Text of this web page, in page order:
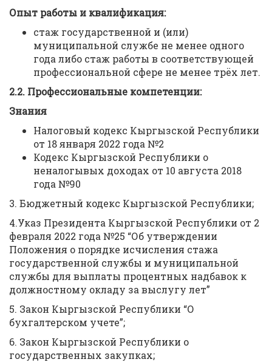
Опыт работы и квалификация:
стаж государственной и (или)
муниципальной службе не менее одного
года либо стаж работы в соответствующей
профессиональной сфере не менее трёх лет.
2.2. Профессиональные компетенции:
Знания
Налоговый кодекс Кыргызской Республики
от 18 января 2022 года №2
Кодекс Кыргызской Республики о
неналогывых доходах от 10 августа 2018
года №90
3. Бюджетный кодекс Кыргызской Республики;
4.Указ Президента Кыргызской Республики от 2
февраля 2022 года №25 “Об утверждении
Положения о порядке исчисления стажа
государственной службы и муниципальной
службы для выплаты процентных надбавок к
должностному окладу за выслугу лет”
5. Закон Кыргызской Республики “О
бухгалтерском учете”;
6. Закон Кыргызской Республики о
государственных закупках;